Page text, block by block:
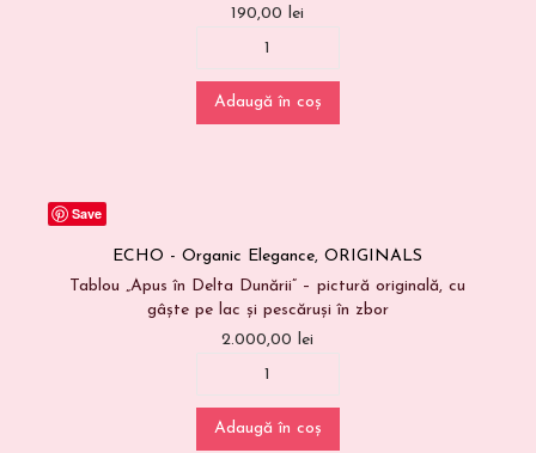
190,00lei
Adaugă în coș
Save
ECHO - Organic Elegance,ORIGINALS
Tablou „Apus în Delta Dunării” – pictură originală, cu
gâște pe lac și pescăruși în zbor
2.000,00lei
Adaugă în coș